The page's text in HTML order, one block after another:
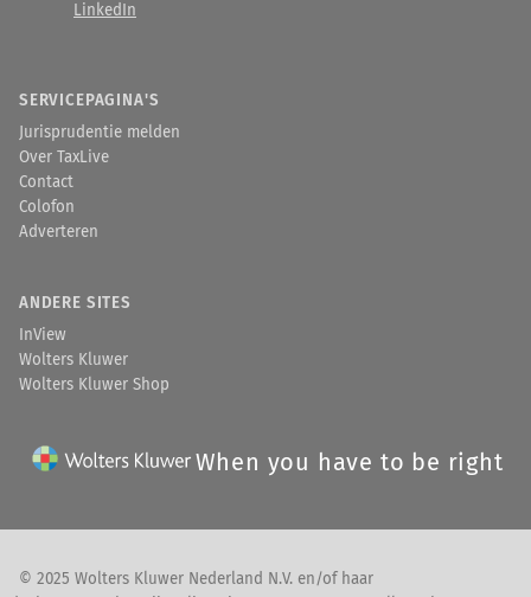
LinkedIn
SERVICEPAGINA'S
Jurisprudentie melden
Over TaxLive
Contact
Colofon
Adverteren
ANDERE SITES
InView
Wolters Kluwer
Wolters Kluwer Shop
When you have to be right
© 2025 Wolters Kluwer Nederland N.V. en/of haar